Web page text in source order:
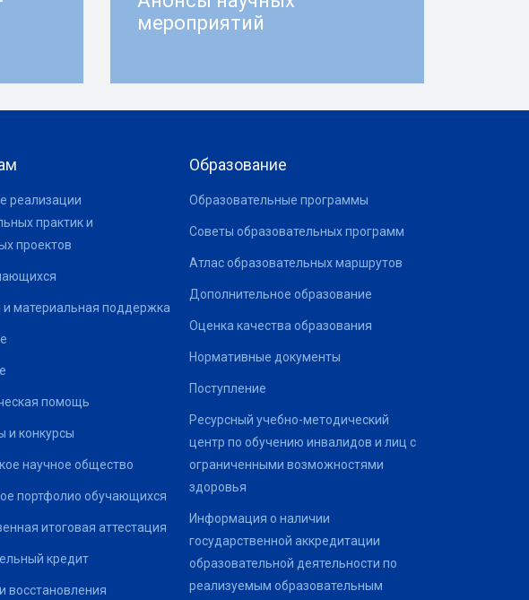
мероприятий
реализации
практик и
проектов
и материальная поддержка
помощь
и конкурсы
научное общество
портфолио обучающихся
итоговая аттестация
кредит
восстановления
Образование
Образовательные программы
Советы образовательных программ
Атлас образовательных маршрутов
Дополнительное образование
Оценка качества образования
Нормативные документы
Поступление
Ресурсный учебно-методический
центр по обучению инвалидов и лиц с
ограниченными возможностями
здоровья
Информация о наличии
государственной аккредитации
образовательной деятельности по
реализуемым образовательным